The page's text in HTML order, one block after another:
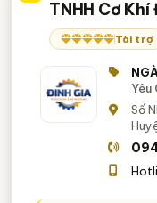
TNHH Cơ Khí
Tài trợ
Yêu
Số